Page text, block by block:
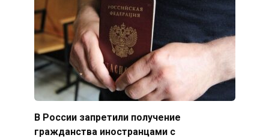
В России запретили получение
гражданства иностранцами с